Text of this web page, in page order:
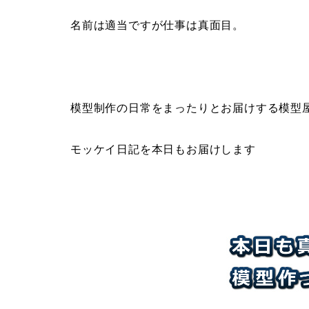
名前は適当ですが仕事は真面目。
模型制作の日常をまったりとお届けする模型
モッケイ日記を本日もお届けします